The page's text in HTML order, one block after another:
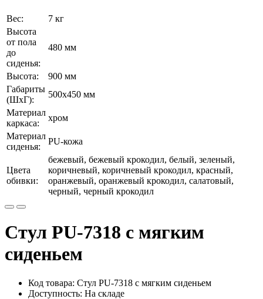
Вес:
7 кг
Высота
от пола
до
сиденья:
480 мм
Высота:
900 мм
Габариты
(ШхГ):
500х450 мм
Материал
каркаса:
хром
Материал
сиденья:
PU-кожа
Цвета
обивки:
бежевый, бежевый крокодил, белый, зеленый,
коричневый, коричневый крокодил, красный,
оранжевый, оранжевый крокодил, салатовый,
черный, черный крокодил
Стул PU-7318 с мягким
сиденьем
Код товара: Стул PU-7318 с мягким сиденьем
Доступность: На складе